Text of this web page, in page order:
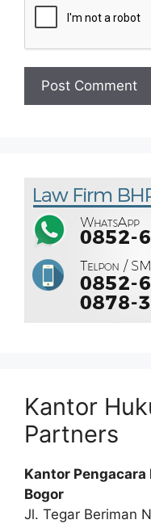
Kantor
Partners
Kantor
Bogor
Jl. Tegar Beriman